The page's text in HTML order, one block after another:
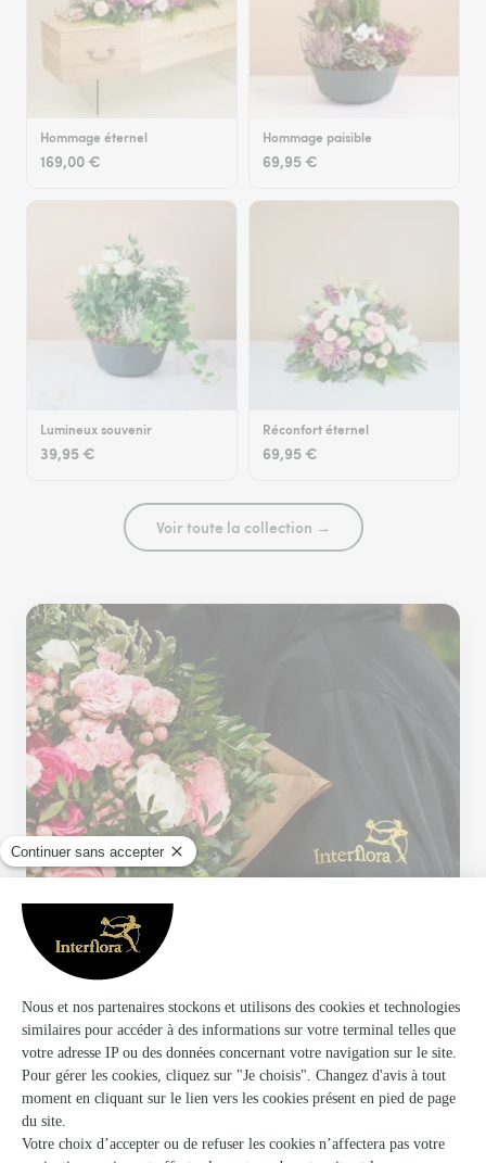
Hommage éternel
169,00 €
Hommage paisible
69,95 €
Lumineux souvenir
39,95 €
Réconfort éternel
69,95 €
Voir toute la collection →